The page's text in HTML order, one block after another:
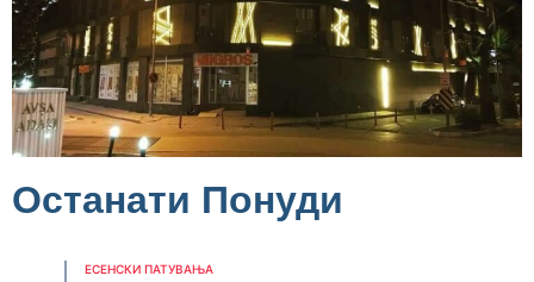
Останати Понуди
ЕСЕНСКИ ПАТУВАЊА